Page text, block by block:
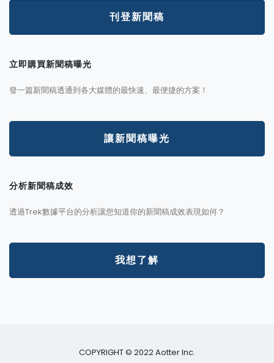
刊登新聞稿
立即購買新聞稿曝光
發一篇新聞稿透通到各大媒體的最快速、最便捷的方案！
讓新聞稿曝光
分析新聞稿成效
透過Trek數據平台的分析讓您知道你的新聞稿成效表現如何？
我想了解
COPYRIGHT © 2022 Aotter Inc.